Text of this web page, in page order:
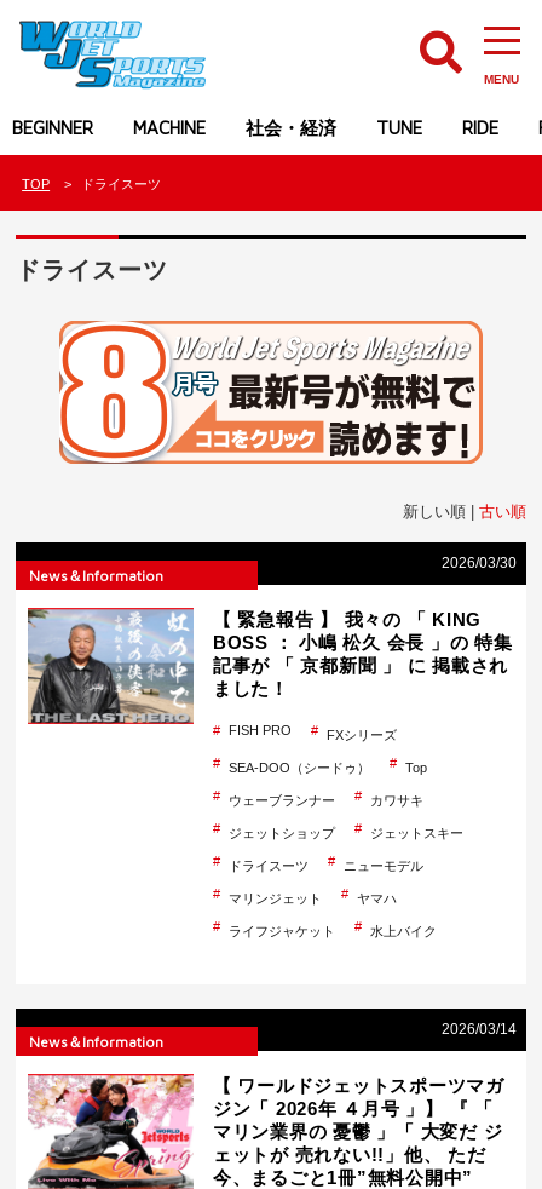
MENU
BEGINNER MACHINE 社会・経済 TUNE RIDE
TOP ドライスーツ
ドライスーツ
新しい順 | 古い順
2026/03/30
News＆Information
【 緊急報告 】 我々の 「 KING
BOSS ： 小嶋 松久 会長 」の 特集
記事が 「 京都新聞 」 に 掲載され
ました！
FISH PRO FXシリーズ
SEA-DOO（シードゥ） Top
ウェーブランナー カワサキ
ジェットショップ ジェットスキー
ドライスーツ ニューモデル
マリンジェット ヤマハ
ライフジャケット 水上バイク
2026/03/14
News＆Information
【 ワールドジェットスポーツマガ
ジン「 2026年 ４月号 」】 『 「
マリン業界の 憂鬱 」「 大変だ ジ
ェットが 売れない!!」他、 ただ
今、まるごと1冊”無料公開中”